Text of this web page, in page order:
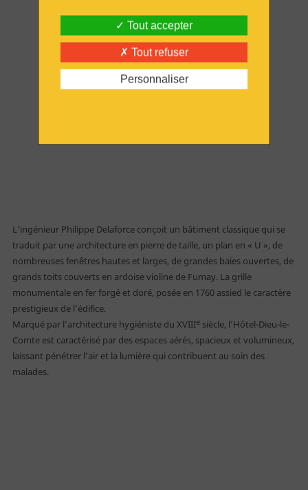
Professionnel
Journaliste
L’ingénieur Philippe Delaforce conçoit un bâtiment classique qui se
traduit par une architecture en pierre de taille, un plan en « U », de
nombreuses fenêtres hautes et larges, de grandes baies ouvertes, de
grands toits couverts en ardoise violine de Fumay. La grille
monumentale en fer forgé et doré, posée en 1760 assied le caractère
prestigieux de l’édifice.
Marqué par l’architecture hygiéniste du XVIIIesiècle, l’Hôtel-Dieu-le-
Comte est caractérisé par des espaces aérés, spacieux et volumineux,
laissant pénétrer l’air et la lumière qui contribuent au soin des
malades.
Tout accepter
Tout refuser
Personnaliser